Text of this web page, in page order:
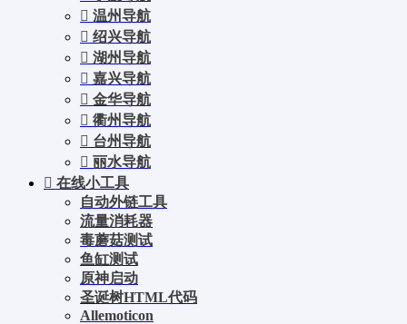
温州导航
绍兴导航
湖州导航
嘉兴导航
金华导航
衢州导航
台州导航
丽水导航
在线小工具
自动外链工具
流量消耗器
毒蘑菇测试
鱼缸测试
原神启动
圣诞树HTML代码
Allemoticon